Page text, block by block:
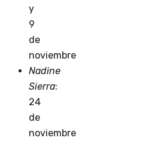
y
9
de
noviembre
Nadine
Sierra:
24
de
noviembre